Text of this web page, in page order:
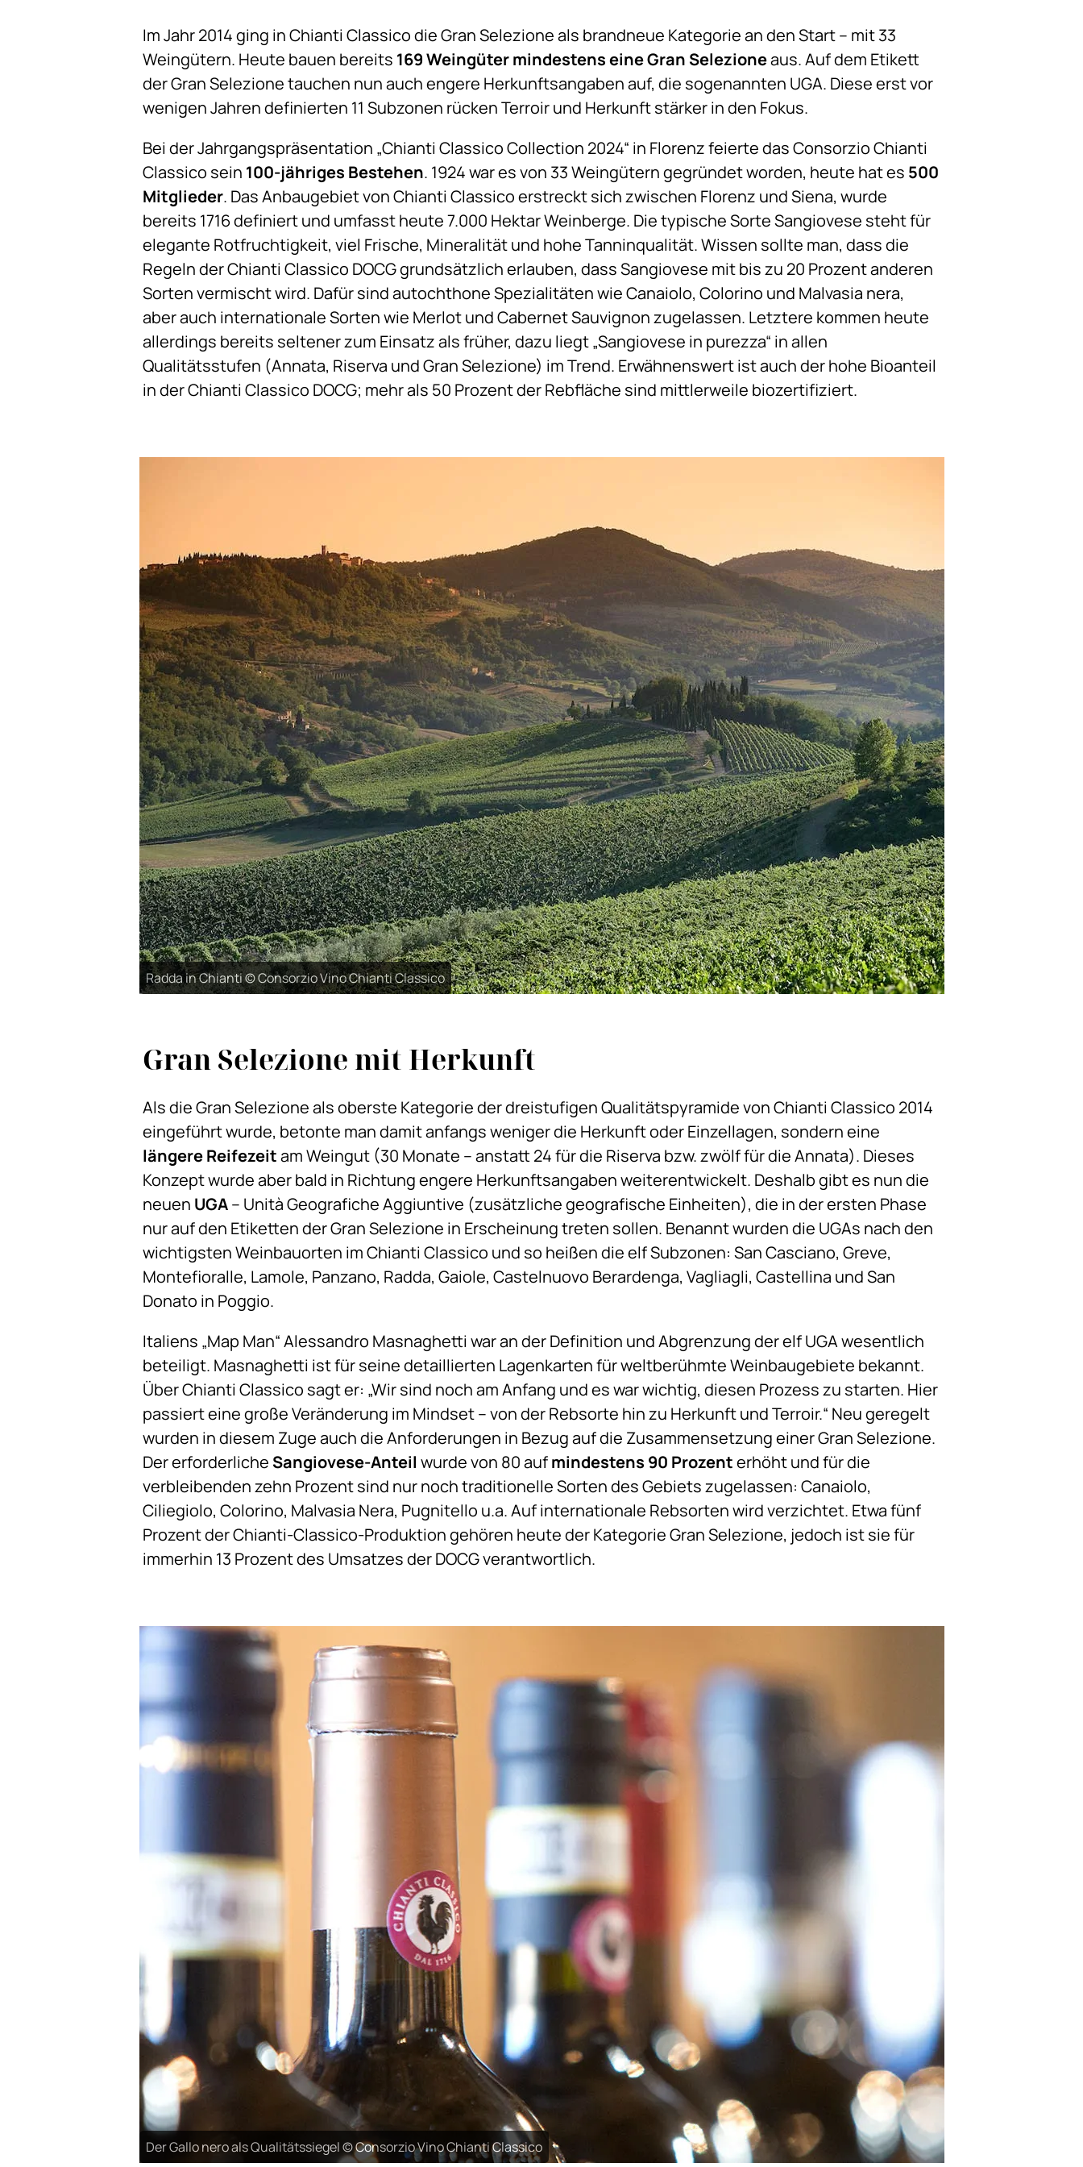
Im Jahr 2014 ging in Chianti Classico die Gran Selezione als brandneue Kategorie an den Start – mit 33
Weingütern. Heute bauen bereits 169 Weingüter mindestens eine Gran Selezioneaus. Auf dem Etikett
der Gran Selezione tauchen nun auch engere Herkunftsangaben auf, die sogenannten UGA. Diese erst vor
wenigen Jahren definierten 11 Subzonen rücken Terroir und Herkunft stärker in den Fokus.
Bei der Jahrgangspräsentation „Chianti Classico Collection 2024“ in Florenz feierte das Consorzio Chianti
Classico sein 100-jähriges Bestehen. 1924 war es von 33 Weingütern gegründet worden, heute hat es 500
Mitglieder. Das Anbaugebiet von Chianti Classico erstreckt sich zwischen Florenz und Siena, wurde
bereits 1716 definiert und umfasst heute 7.000 Hektar Weinberge. Die typische Sorte Sangiovese steht für
elegante Rotfruchtigkeit, viel Frische, Mineralität und hohe Tanninqualität. Wissen sollte man, dass die
Regeln der Chianti Classico DOCG grundsätzlich erlauben, dass Sangiovese mit bis zu 20 Prozent anderen
Sorten vermischt wird. Dafür sind autochthone Spezialitäten wie Canaiolo, Colorino und Malvasia nera,
aber auch internationale Sorten wie Merlot und Cabernet Sauvignon zugelassen. Letztere kommen heute
allerdings bereits seltener zum Einsatz als früher, dazu liegt „Sangiovese in purezza“ in allen
Qualitätsstufen (Annata, Riserva und Gran Selezione) im Trend. Erwähnenswert ist auch der hohe Bioanteil
in der Chianti Classico DOCG; mehr als 50 Prozent der Rebfläche sind mittlerweile biozertifiziert.
Radda in Chianti © Consorzio Vino Chianti Classico
Gran Selezione mit Herkunft
Als die Gran Selezione als oberste Kategorie der dreistufigen Qualitätspyramide von Chianti Classico 2014
eingeführt wurde, betonte man damit anfangs weniger die Herkunft oder Einzellagen, sondern eine
längere Reifezeitam Weingut (30 Monate – anstatt 24 für die Riserva bzw. zwölf für die Annata). Dieses
Konzept wurde aber bald in Richtung engere Herkunftsangaben weiterentwickelt. Deshalb gibt es nun die
neuen UGA– Unità Geografiche Aggiuntive (zusätzliche geografische Einheiten), die in der ersten Phase
nur auf den Etiketten der Gran Selezione in Erscheinung treten sollen. Benannt wurden die UGAs nach den
wichtigsten Weinbauorten im Chianti Classico und so heißen die elf Subzonen: San Casciano, Greve,
Montefioralle, Lamole, Panzano, Radda, Gaiole, Castelnuovo Berardenga, Vagliagli, Castellina und San
Donato in Poggio.
Italiens „Map Man“ Alessandro Masnaghetti war an der Definition und Abgrenzung der elf UGA wesentlich
beteiligt. Masnaghetti ist für seine detaillierten Lagenkarten für weltberühmte Weinbaugebiete bekannt.
Über Chianti Classico sagt er: „Wir sind noch am Anfang und es war wichtig, diesen Prozess zu starten. Hier
passiert eine große Veränderung im Mindset – von der Rebsorte hin zu Herkunft und Terroir.“ Neu geregelt
wurden in diesem Zuge auch die Anforderungen in Bezug auf die Zusammensetzung einer Gran Selezione.
Der erforderliche Sangiovese-Anteil wurde von 80 aufmindestens 90 Prozenterhöht und für die
verbleibenden zehn Prozent sind nur noch traditionelle Sorten des Gebiets zugelassen: Canaiolo,
Ciliegiolo, Colorino, Malvasia Nera, Pugnitello u.a. Auf internationale Rebsorten wird verzichtet. Etwa fünf
Prozent der Chianti-Classico-Produktion gehören heute der Kategorie Gran Selezione, jedoch ist sie für
immerhin 13 Prozent des Umsatzes der DOCG verantwortlich.
Der Gallo nero als Qualitätssiegel © Consorzio Vino Chianti Classico